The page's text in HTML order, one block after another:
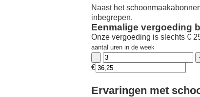
Naast het
inbegrepen.
Eenmalige vergoeding
Onze vergoeding is slechts €
aantal uren in de week
€
Ervaringen met